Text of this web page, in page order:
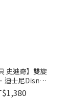
史迪奇】雙旋
迪士尼Disney
Wooderful life